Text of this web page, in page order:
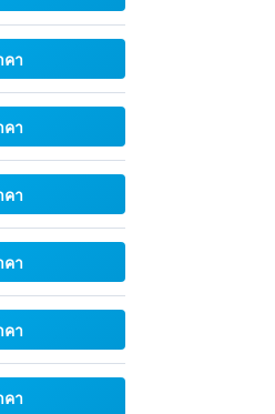
คา
คา
คา
คา
คา
คา